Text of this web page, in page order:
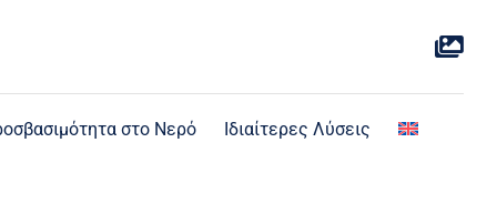
στο Νερό Ιδιαίτερες Λύσεις